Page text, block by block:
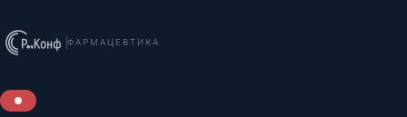
ФАРМАЦЕВТИКА